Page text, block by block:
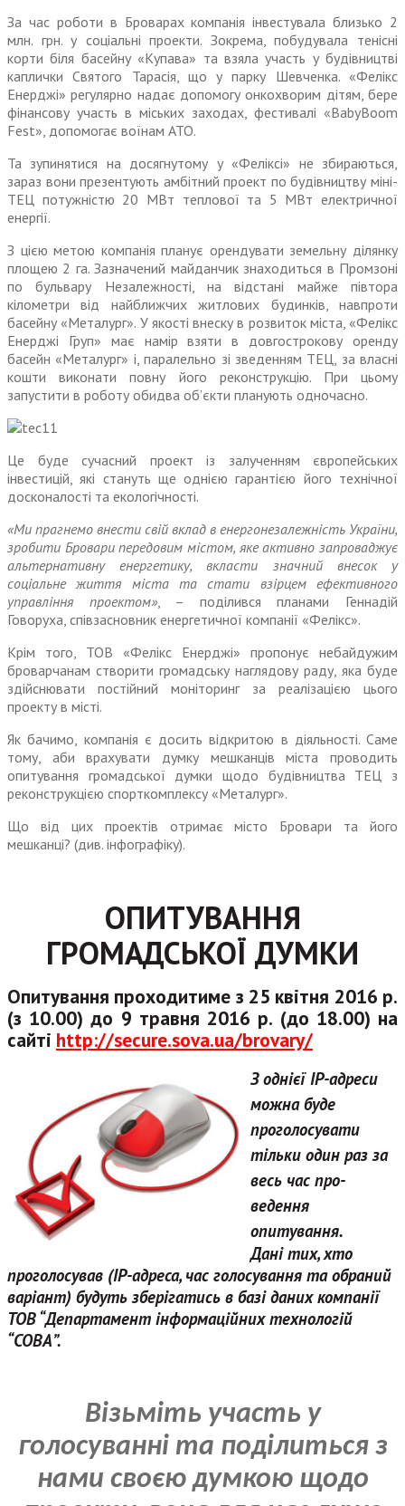
За час роботи в Броварах ком­панія інвестувала близько 2
млн. грн. у соціальні проекти. Зокрема, побудувала тенісні
корти біля басейну «Купава» та взяла участь у будівництві
каплички Святого Тарасія, що у парку Шевченка. «Фелікс
Енерджі» регулярно надає допомогу онкохворим дітям, бере
фінансову участь в міських заходах, фестивалі «BabyBoom
Fest», допомогає воїнам АТО.
Та зупинятися на досягнутому у «Феліксі» не збираються,
зараз вони презентують амбітний проект по будівництву мiнi-
ТЕЦ потужністю 20 МВт теплової та 5 МВт електричної
енергії.
З цією метою компанія планує орендувати земельну ділянку
площею 2 га. Зазначений май­данчик знаходиться в Промзоні
по бульвару Незалежностi, на вiдстанi майже пiвтора
кiлометри від найближчих житлових будин­ків, навпроти
басейну «Металург». У якості внеску в розвиток міста, «Фелікс
Енерджі Груп» має намір взяти в довгострокову оренду
басейн «Металург» і, паралельно зi зведенням ТЕЦ, за власні
кошти виконати повну його реконструкцiю. При цьому
запустити в роботу обидва об’єкти планують одночасно.
Це буде сучасний проект із залу­ченням європейських
інвестицій, які стануть ще однією гарантією його технічної
досконалості та екологічності.
«Ми прагнемо внести свій вклад в енергонезалежнiсть України,
зробити Бровари передовим мiстом, яке активно запрова­джує
альтернативну енергетику, вкласти значний внесок у
соціальне життя мiста та стати взірцем ефективного
управлiння проектом», – поділився планами Геннадій
Говоруха, співзасновник енергетичної компанії «Фелікс».
Крім того, ТОВ «Фелікс Енер­джі» пропонує небайдужим
броварчанам створити громад­ську наглядову раду, яка буде
здій­снювати постійний моніторинг за реалізацією цього
проекту в місті.
Як бачимо, компанія є досить відкритою в діяльності. Саме
тому, аби врахувати думку мешканців міста проводить
опитування гро­мадської думки щодо будівництва ТЕЦ з
реконструкцією спорткомп­лексу «Металург».
Що від цих проектiв отримає місто Бровари та його
мешканці? (див. інфографіку).
ОПИТУВАННЯ
ГРОМАДСЬКОЇ ДУМКИ
Опитування проходитиме з 25 квітня 2016 р.
(з 10.00) до 9 травня 2016 р. (до 18.00) на
сайті http://secure.sova.ua/brovary/
З однієї IP-адреси
можна буде
проголосувати
тільки один раз за
весь час про­
ведення
опитування.
Дані тих, хто
проголосу­вав (IP-адреса, час голосу­вання та обраний
варіант) будуть зберігатись в базі даних компанії
ТОВ “Департамент інформа­ційних технологій
“СОВА”.
Візьміть участь у
голосуванні та поділиться з
нами своєю думкою щодо